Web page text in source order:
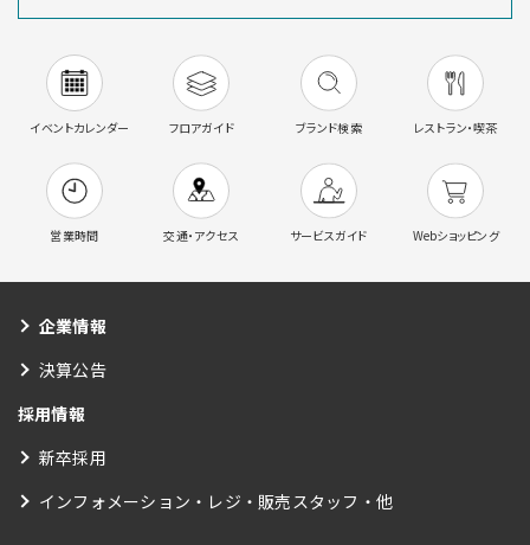
イベントカレンダー フロアガイド ブランド検索 レストラン・喫茶
営業時間 交通・アクセス サービスガイド Webショッピング
企業情報
決算公告
採用情報
新卒採用
インフォメーション・レジ・販売スタッフ・他